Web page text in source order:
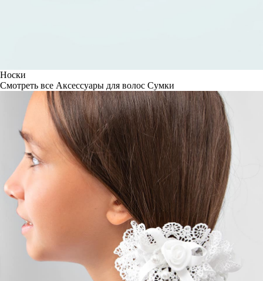
Носки
Смотреть все Аксессуары для волос Сумки